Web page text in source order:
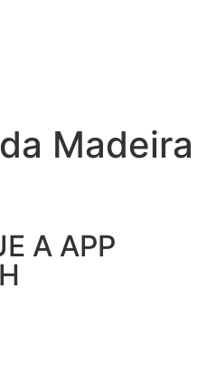
Madeira
A APP